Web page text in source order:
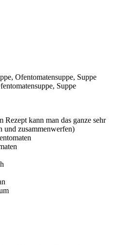
Ofentomatensuppe, Suppe
Suppe
Rezept kann man das ganze sehr
und zusammenwerfen)